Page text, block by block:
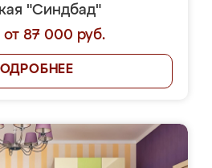
"Синдбад"
от 87 000 руб.